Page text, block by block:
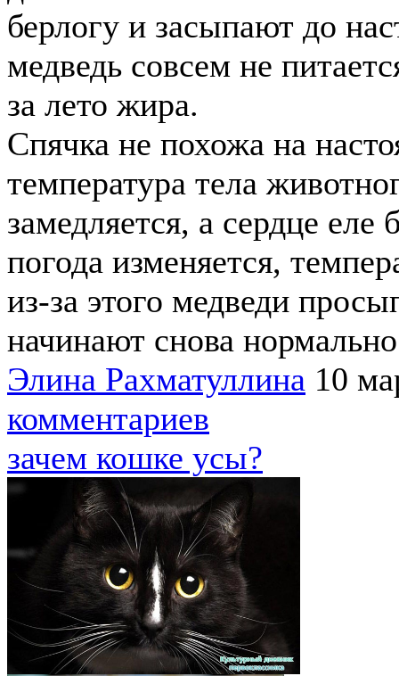
берлогу и засыпают до
медведь совсем не
за лето жира.
Спячка не похожа на
температура тела
замедляется, а сердце
погода изменяется,
из-за этого медведи
начинают снова
Элина Рахматуллина 10
комментариев
зачем кошке усы?